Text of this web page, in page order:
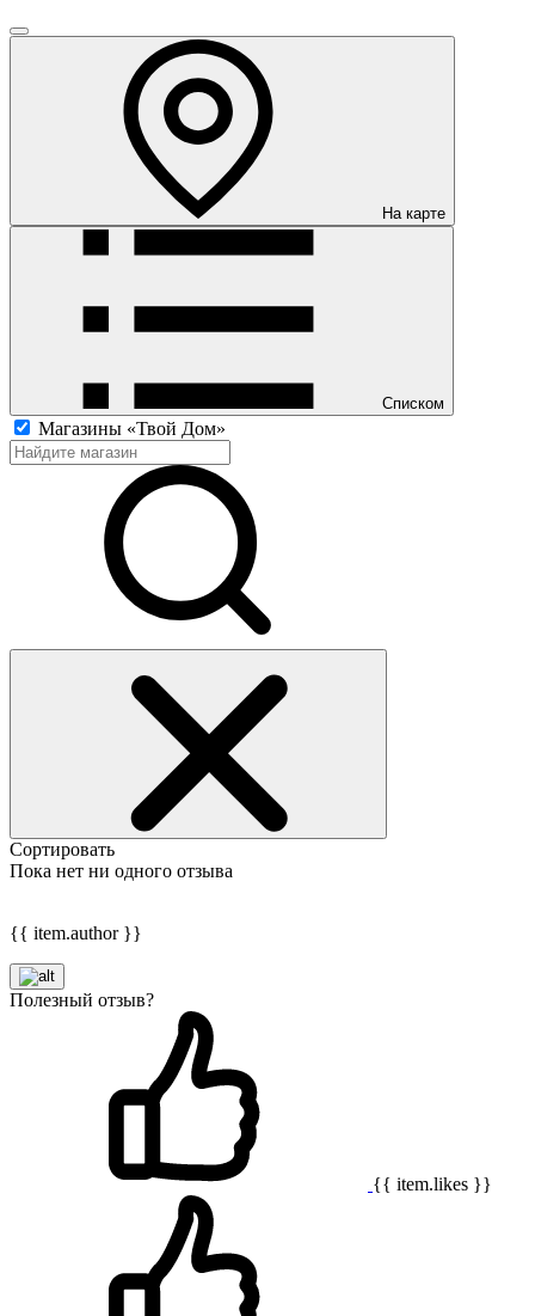
На карте
Списком
Магазины «Твой Дом»
Сортировать
Пока нет ни одного отзыва
{{ item.author }}
Полезный отзыв?
{{ item.likes }}